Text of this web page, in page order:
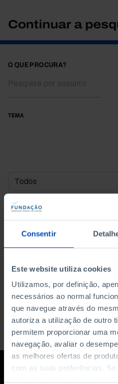
Consentir
Este website utiliza cookies
Utilizamos, por definição,
necessários ao normal
que navegue através do
autoriza a utilização de outro
permitem proporcionar uma
navegação, avaliar o
as melhores ofertas de
com as suas preferências.
Continuar a
O QUE PROCURA?
TEMA
DATA DE INÍCIO
DATA DE FIM